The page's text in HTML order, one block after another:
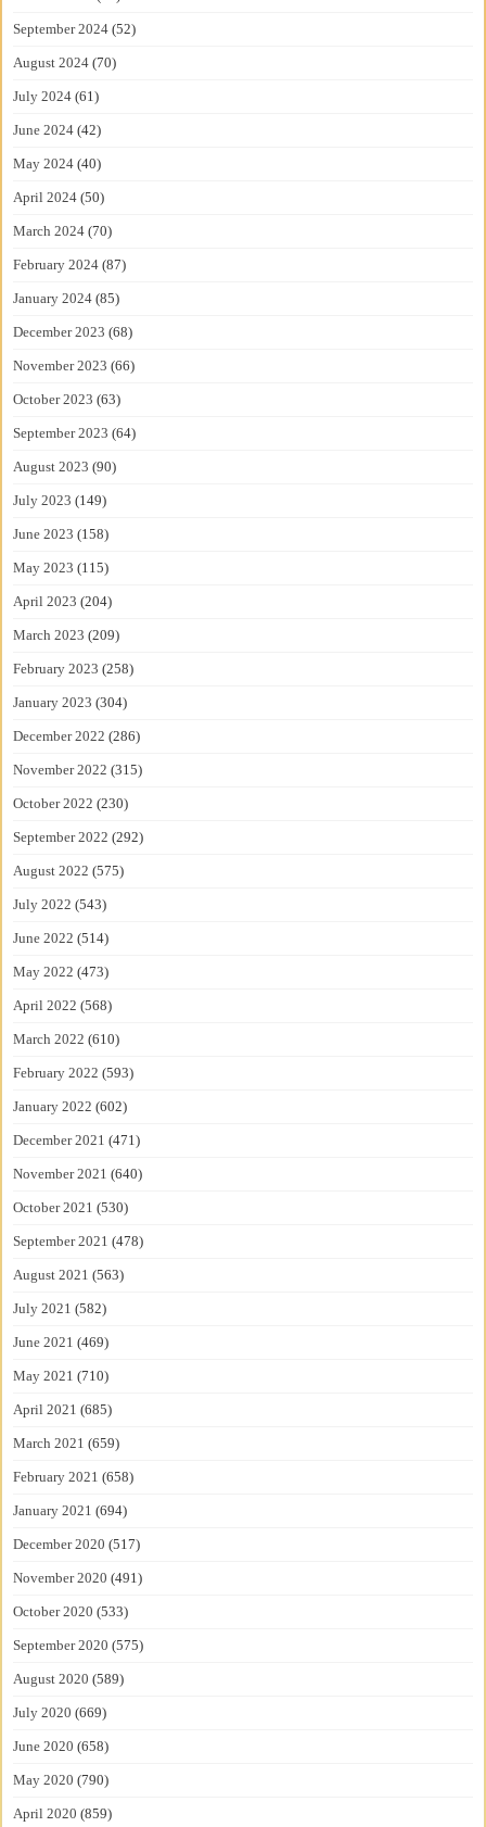
September 2024 (52)
August 2024 (70)
July 2024 (61)
June 2024 (42)
May 2024 (40)
April 2024 (50)
March 2024 (70)
February 2024 (87)
January 2024 (85)
December 2023 (68)
November 2023 (66)
October 2023 (63)
September 2023 (64)
August 2023 (90)
July 2023 (149)
June 2023 (158)
May 2023 (115)
April 2023 (204)
March 2023 (209)
February 2023 (258)
January 2023 (304)
December 2022 (286)
November 2022 (315)
October 2022 (230)
September 2022 (292)
August 2022 (575)
July 2022 (543)
June 2022 (514)
May 2022 (473)
April 2022 (568)
March 2022 (610)
February 2022 (593)
January 2022 (602)
December 2021 (471)
November 2021 (640)
October 2021 (530)
September 2021 (478)
August 2021 (563)
July 2021 (582)
June 2021 (469)
May 2021 (710)
April 2021 (685)
March 2021 (659)
February 2021 (658)
January 2021 (694)
December 2020 (517)
November 2020 (491)
October 2020 (533)
September 2020 (575)
August 2020 (589)
July 2020 (669)
June 2020 (658)
May 2020 (790)
April 2020 (859)